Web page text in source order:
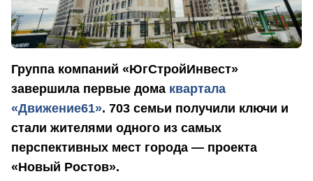
Группа компаний «ЮгСтройИнвест»
завершила первые дома квартала
«Движение61». 703 семьи получили ключи и
стали жителями одного из самых
перспективных мест города — проекта
«Новый Ростов».